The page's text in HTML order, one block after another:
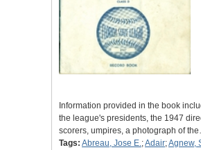
Information provided in the book
the league's presidents, the 1947
scorers, umpires, a photograph of
Tags: Abreau, Jose E.;Adair;Agnew,